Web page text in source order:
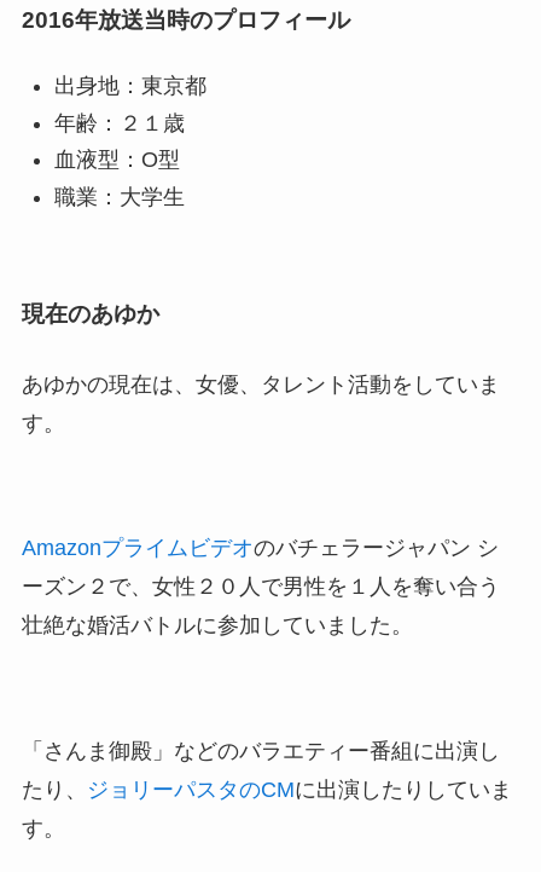
2016年放送当時のプロフィール
出身地：東京都
年齢：２１歳
血液型：O型
職業：大学生
現在のあゆか
あゆかの現在は、女優、タレント活動をしていま
す。
Amazonプライムビデオのバチェラージャパン シ
ーズン２で、女性２０人で男性を１人を奪い合う
壮絶な婚活バトルに参加していました。
「さんま御殿」などのバラエティー番組に出演し
たり、
ジョリーパスタのCMに出演したりしていま
す。